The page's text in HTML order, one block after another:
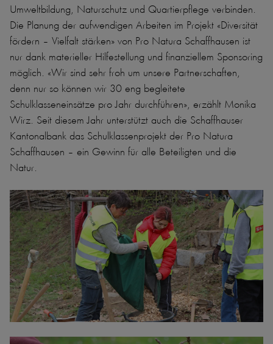
Umweltbildung, Naturschutz und Quartierpflege verbinden.
Die Planung der aufwendigen Arbeiten im Projekt «Diversität
fördern – Vielfalt stärken» von Pro Natura Schaffhausen ist
nur dank materieller Hilfestellung und finanziellem Sponsoring
möglich. «Wir sind sehr froh um unsere Partnerschaften,
denn nur so können wir 30 eng begleitete
Schulklasseneinsätze pro Jahr durchführen», erzählt Monika
Wirz. Seit diesem Jahr unterstützt auch die Schaffhauser
Kantonalbank das Schulklassenprojekt der Pro Natura
Schaffhausen – ein Gewinn für alle Beteiligten und die
Natur.